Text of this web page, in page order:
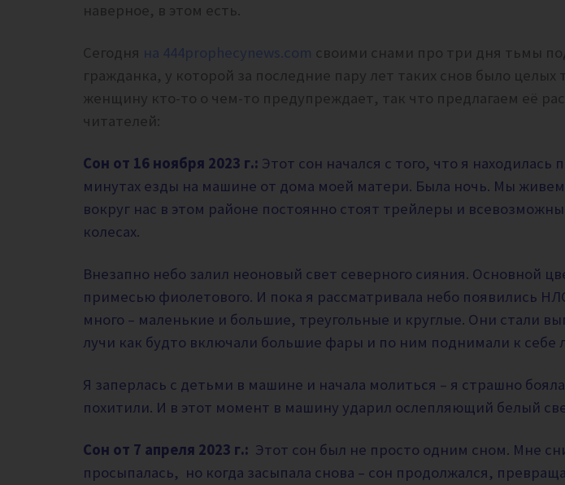
наверное, в этом есть.
Сегодня на 444prophecynews.com своими снами про три дня тьмы
гражданка, у которой за последние пару лет таких снов было целых
женщину кто-то о чем-то предупреждает, так что предлагаем её
читателей:
Сон от 16 ноября 2023 г.: Этот сон начался с того, что я находилась
минутах езды на машине от дома моей матери. Была ночь. Мы
вокруг нас в этом районе постоянно стоят трейлеры и
колесах.
Внезапно небо залил неоновый свет северного сияния. Основной
примесью фиолетового. И пока я рассматривала небо появились
много – маленькие и большие, треугольные и круглые. Они стали
лучи как будто включали большие фары и по ним поднимали к себе
Я заперлась с детьми в машине и начала молиться – я страшно
похитили. И в этот момент в машину ударил ослепляющий белый
Сон от 7 апреля 2023 г.: Этот сон был не просто одним сном. Мне
просыпалась, но когда засыпала снова – сон продолжался,